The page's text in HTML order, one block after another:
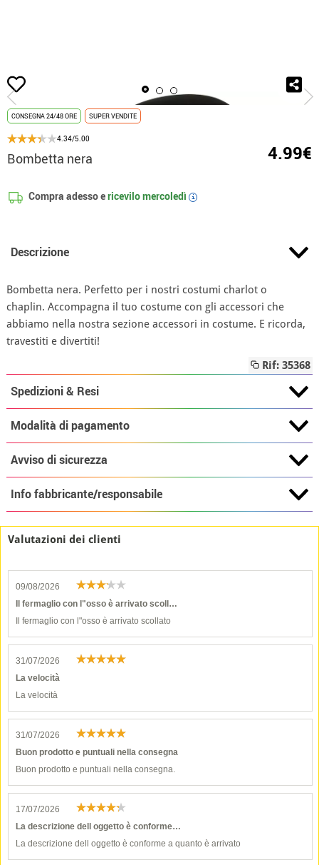
Inizio
CONSEGNA 24/48 ORE SUPER VENDITE
4.34/5.00
Bombetta nera 4.99€
Compra adesso ericevilomercoledì i
Descrizione
Bombetta nera. Perfetto per i nostri costumi charlot o
chaplin. Accompagna il tuo costume con gli accessori che
abbiamo nella nostra sezione accessori in costume. E ricorda,
travestiti e divertiti!
Rif: 35368
Spedizioni & Resi
Modalità di pagamento
Avviso di sicurezza
Info fabbricante/responsabile
Valutazioni dei clienti
09/08/2026
Il fermaglio con l"osso è arrivato scoll…
Il fermaglio con l"osso è arrivato scollato
31/07/2026
La velocità
La velocità
31/07/2026
Buon prodotto e puntuali nella consegna
Buon prodotto e puntuali nella consegna.
17/07/2026
La descrizione dell oggetto è conforme…
La descrizione dell oggetto è conforme a quanto è arrivato